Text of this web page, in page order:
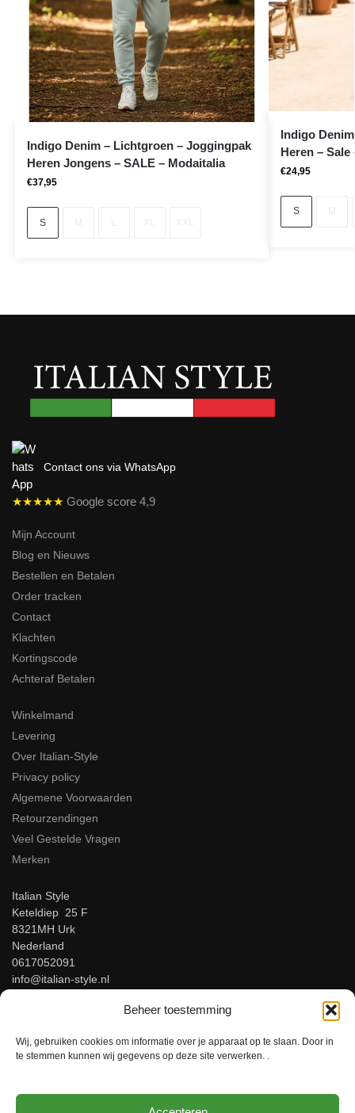
Beheer toestemming
Wij, gebruiken cookies om informatie over je apparaat op te slaan. Door in
te stemmen kunnen wij gegevens op deze site verwerken. .
Indigo Denim – Lichtgroen – Joggingpak
Heren Jongens – SALE – Modaitalia
€37,95
S
Indigo
Heren –
€24,95
S
Contact ons via WhatsApp
★★★★★ Google score 4,9
Mijn Account
Blog en Nieuws
Bestellen en Betalen
Order tracken
Contact
Klachten
Kortingscode
Achteraf Betalen
Winkelmand
Levering
Over Italian-Style
Privacy policy
Algemene Voorwaarden
Retourzendingen
Veel Gestelde Vragen
Merken
Italian Style
Keteldiep 25 F
8321MH Urk
Nederland
0617052091
info@italian-style.nl
BTW: NL866816483B01
Beoordeel ons op Google!